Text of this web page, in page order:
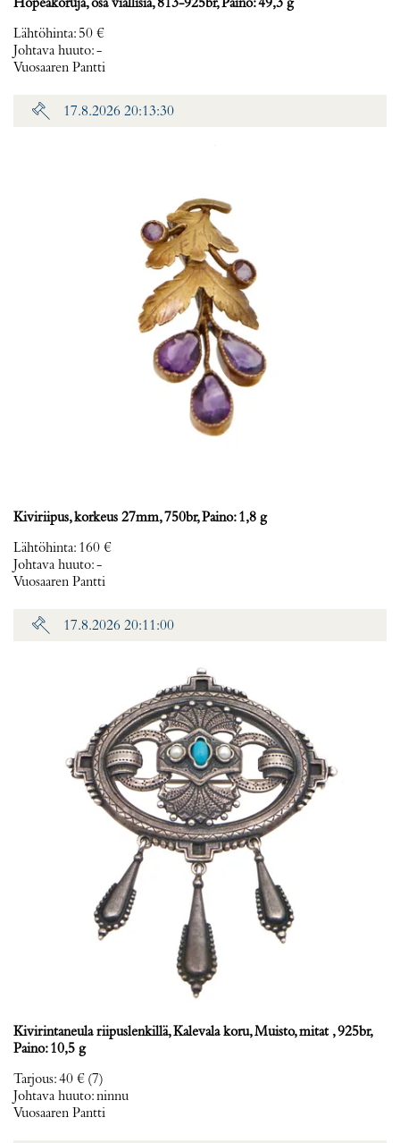
Hopeakoruja, osa viallisia, 813-925br, Paino: 49,3 g
Lähtöhinta: 50 €
Johtava huuto:-
Vuosaaren Pantti
17.8.2026 20:13:30
Kiviriipus, korkeus 27mm, 750br, Paino: 1,8 g
Lähtöhinta: 160 €
Johtava huuto:-
Vuosaaren Pantti
17.8.2026 20:11:00
Kivirintaneula riipuslenkillä, Kalevala koru, Muisto, mitat , 925br,
Paino: 10,5 g
Tarjous:40 € (7)
Johtava huuto:ninnu
Vuosaaren Pantti